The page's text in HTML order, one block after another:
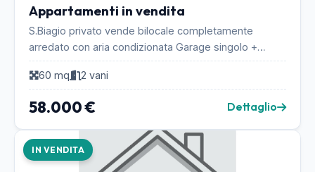
Appartamenti in vendita
S.Biagio privato vende bilocale completamente
arredato con aria condizionata Garage singolo +
posto macchina coperto di proprietà.Pronto d'abitare.
Ot...60 mq 2 vani
58.000 € Dettaglio
IN VENDITA